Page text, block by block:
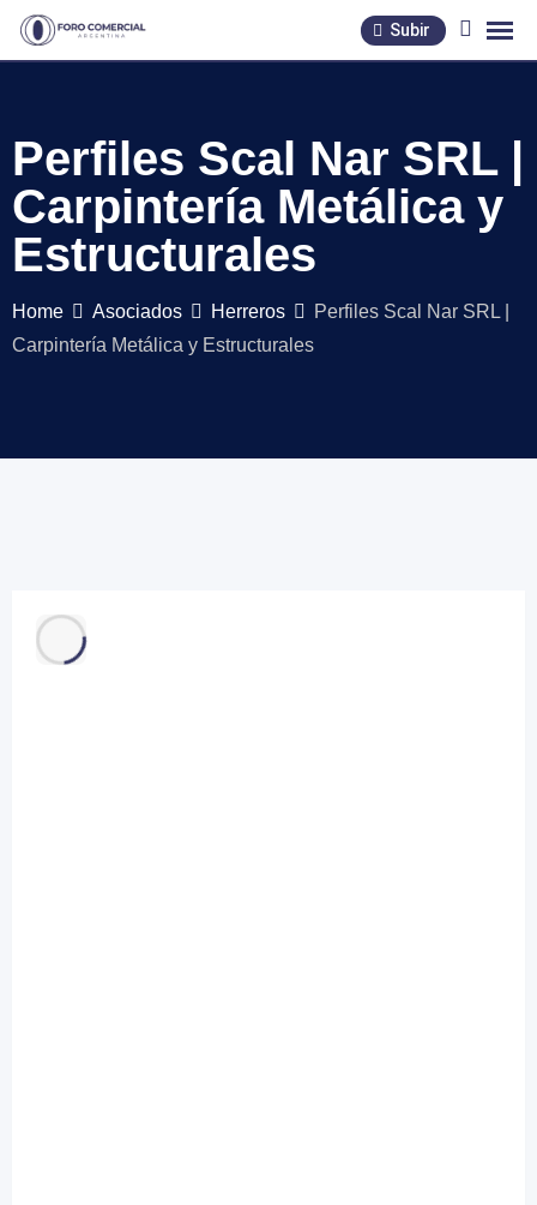
Skip
Subir
Perfiles Scal Nar SRL |
Carpintería Metálica y
Estructurales
Home Asociados Herreros
Perfiles Scal Nar SRL |
Carpintería Metálica y Estructurales